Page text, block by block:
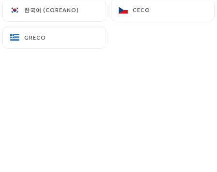
한국어 (COREANO) CECO
GRECO
한국어 (COREANO) CECO
GRECO